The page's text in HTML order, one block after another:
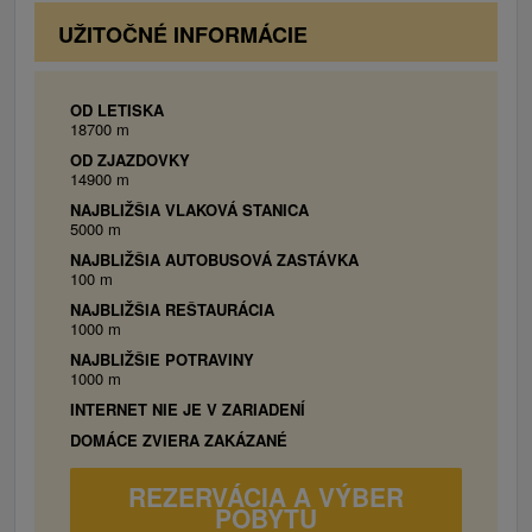
posteľ (možnosť spojiť do dvojlôžka), 1x
poschodová posteľ kuchyňa (elektrický varič,
TV/SAT, krb / kachle na izbe, kúpelňa
(sprchovací kút, umývadlo, toaleta).
UŽITOČNÉ INFORMÁCIE
OD LETISKA
18700 m
OD ZJAZDOVKY
14900 m
NAJBLIŽŠIA VLAKOVÁ STANICA
5000 m
NAJBLIŽŠIA AUTOBUSOVÁ ZASTÁVKA
100 m
NAJBLIŽŠIA REŠTAURÁCIA
1000 m
NAJBLIŽŠIE POTRAVINY
1000 m
INTERNET NIE JE V ZARIADENÍ
DOMÁCE ZVIERA ZAKÁZANÉ
REZERVÁCIA A VÝBER
POBYTU